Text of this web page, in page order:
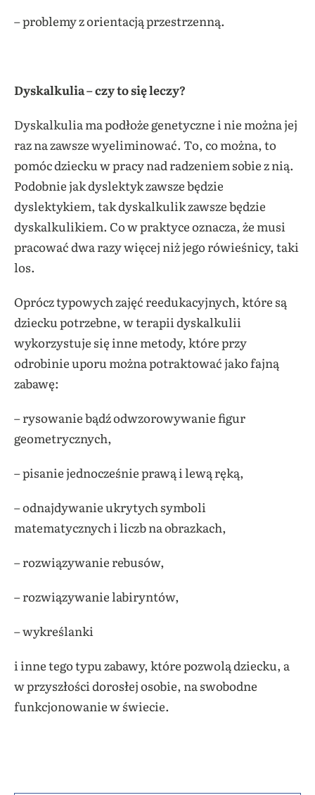
– problemy z orientacją przestrzenną.
Dyskalkulia – czy to się leczy?
Dyskalkulia ma podłoże genetyczne i nie można jej
raz na zawsze wyeliminować. To, co można, to
pomóc dziecku w pracy nad radzeniem sobie z nią.
Podobnie jak dyslektyk zawsze będzie
dyslektykiem, tak dyskalkulik zawsze będzie
dyskalkulikiem. Co w praktyce oznacza, że musi
pracować dwa razy więcej niż jego rówieśnicy, taki
los.
Oprócz typowych zajęć reedukacyjnych, które są
dziecku potrzebne, w terapii dyskalkulii
wykorzystuje się inne metody, które przy
odrobinie uporu można potraktować jako fajną
zabawę:
– rysowanie bądź odwzorowywanie figur
geometrycznych,
– pisanie jednocześnie prawą i lewą ręką,
– odnajdywanie ukrytych symboli
matematycznych i liczb na obrazkach,
– rozwiązywanie rebusów,
– rozwiązywanie labiryntów,
– wykreślanki
i inne tego typu zabawy, które pozwolą dziecku, a
w przyszłości dorosłej osobie, na swobodne
funkcjonowanie w świecie.